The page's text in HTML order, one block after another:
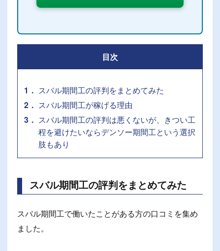
目次
1
スバル期間工の評判をまとめてみた
2
スバル期間工が稼げる理由
3
スバル期間工の評判は悪くないが、きつい工
程を避けたいならデンソー期間工という選択
肢もあり
スバル期間工の評判をまとめてみた
スバル期間工で働いたことがある方の口コミを集め
ました。